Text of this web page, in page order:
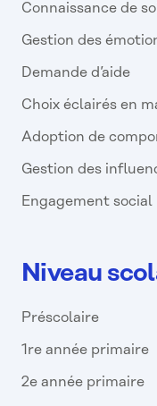
Connaissance de
Gestion des
Demande d’aide
Choix éclairés en
Adoption de
Gestion des
Engagement social
Niveau
Préscolaire
1re année primaire
2e année primaire